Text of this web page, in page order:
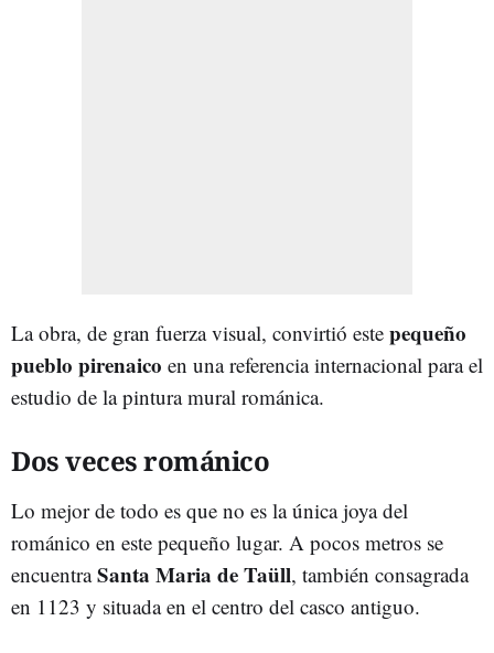
La obra, de gran fuerza visual, convirtió este pequeño
pueblo pirenaico en una referencia internacional para el
estudio de la pintura mural románica.
Dos veces románico
Lo mejor de todo es que no es la única joya del
románico en este pequeño lugar. A pocos metros se
encuentraSanta Maria de Taüll, también consagrada
en 1123 y situada en el centro del casco antiguo.